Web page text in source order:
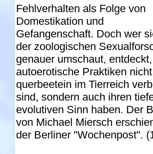
Fehlverhalten als Folge von
Domestikation und
Gefangenschaft. Doch wer
der zoologischen
genauer umschaut,
autoerotische Praktiken
querbeetein im Tierreich
sind, sondern auch ihren
evolutiven Sinn haben. Der
von Michael Miersch
der Berliner "Wochenpost".